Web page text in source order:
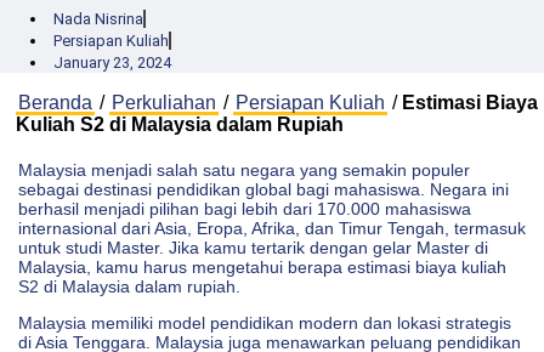
Nada Nisrina
Persiapan Kuliah
January 23, 2024
Beranda / Perkuliahan / Persiapan Kuliah / Estimasi Biaya
Kuliah S2 di Malaysia dalam Rupiah
Malaysia menjadi salah satu negara yang semakin populer
sebagai destinasi pendidikan global bagi mahasiswa. Negara ini
berhasil menjadi pilihan bagi lebih dari 170.000 mahasiswa
internasional dari Asia, Eropa, Afrika, dan Timur Tengah, termasuk
untuk studi Master. Jika kamu tertarik dengan gelar Master di
Malaysia, kamu harus mengetahui berapa estimasi biaya kuliah
S2 di Malaysia dalam rupiah.
Malaysia memiliki model pendidikan modern dan lokasi strategis
di Asia Tenggara. Malaysia juga menawarkan peluang pendidikan